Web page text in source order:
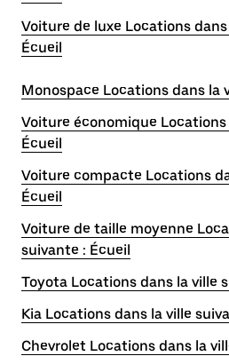
Voiture de luxe Locations
Écueil
Monospace Locations dans la
Voiture économique
Écueil
Voiture compacte Locations
Écueil
Voiture de taille moyenne
suivante : Écueil
Toyota Locations dans la ville
Kia Locations dans la ville
Chevrolet Locations dans la